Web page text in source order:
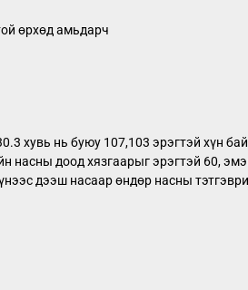
өрхөд амьдарч
хувь нь буюу 107,103 эрэгтэй хүн
насны доод хязгаарыг эрэгтэй 60,
дээш насаар өндөр насны